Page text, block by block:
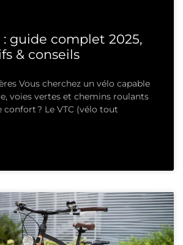
: guide complet 2025,
& conseils
Vous cherchez un vélo capable
voies vertes et chemins roulants
confort ? Le VTC (vélo tout